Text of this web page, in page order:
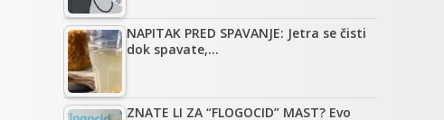
NAPITAK PRED SPAVANJE: Jetra se čisti
dok spavate,…
ZNATE LI ZA “FLOGOCID” MAST? Evo